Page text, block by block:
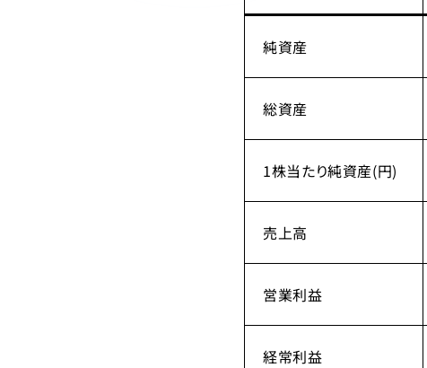
純資産
総資産
1株当たり純資産(円)
売上高
営業利益
経常利益